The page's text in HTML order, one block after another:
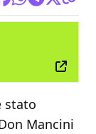
stato
Mancini